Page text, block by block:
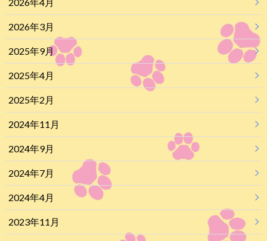
2026年3月
2025年9月
2025年4月
2025年2月
2024年11月
2024年9月
2024年7月
2024年4月
2023年11月